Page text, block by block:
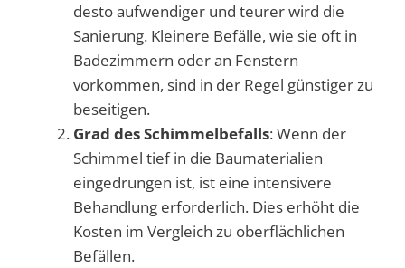
desto aufwendiger und teurer wird die
Sanierung. Kleinere Befälle, wie sie oft in
Badezimmern oder an Fenstern
vorkommen, sind in der Regel günstiger zu
beseitigen.
Grad des Schimmelbefalls: Wenn der
Schimmel tief in die Baumaterialien
eingedrungen ist, ist eine intensivere
Behandlung erforderlich. Dies erhöht die
Kosten im Vergleich zu oberflächlichen
Befällen.